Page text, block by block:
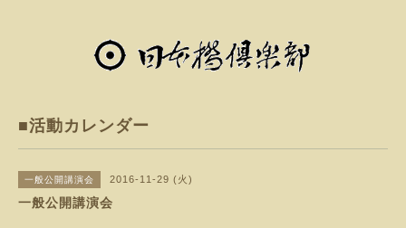
■活動カレンダー
一般公開講演会 2016-11-29 (火)
一般公開講演会